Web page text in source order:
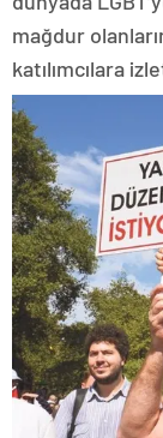
mağdur
katılımcılara